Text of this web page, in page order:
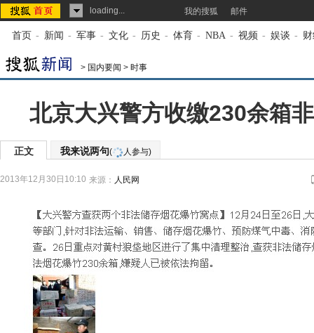
loading... 我的搜狐 邮件
首页 - 新闻 - 军事 - 文化 - 历史 - 体育 - NBA - 视频 - 娱谈 -
> 国内要闻 > 时事
北京大兴警方收缴230余箱
正文 我来说两句( 人参与)
2013年12月30日10:10 来源： 人民网